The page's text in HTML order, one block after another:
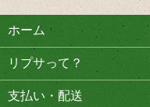
ホーム
リプサって？
支払い・配送